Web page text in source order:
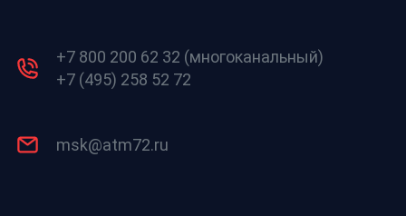
+7 800 200 62 32 (многоканальный)
+7 (495) 258 52 72
msk@atm72.ru